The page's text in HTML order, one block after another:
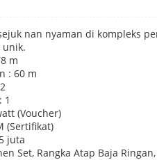
nan nyaman di kompleks
m
: 60 m
1
(Voucher)
(Sertifikat)
juta
Set, Rangka Atap Baja